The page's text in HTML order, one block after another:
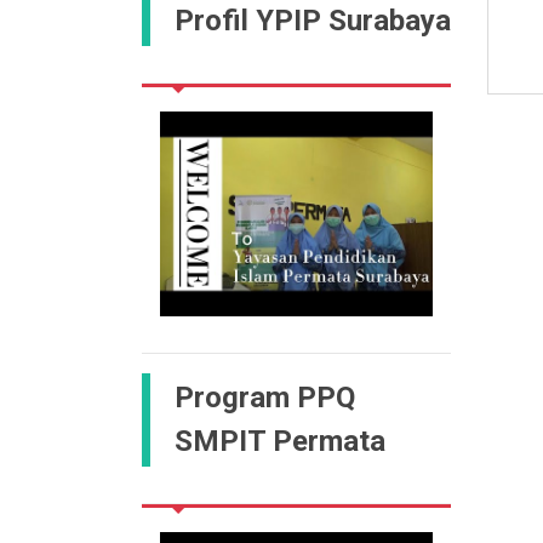
Profil YPIP Surabaya
Program PPQ
SMPIT Permata